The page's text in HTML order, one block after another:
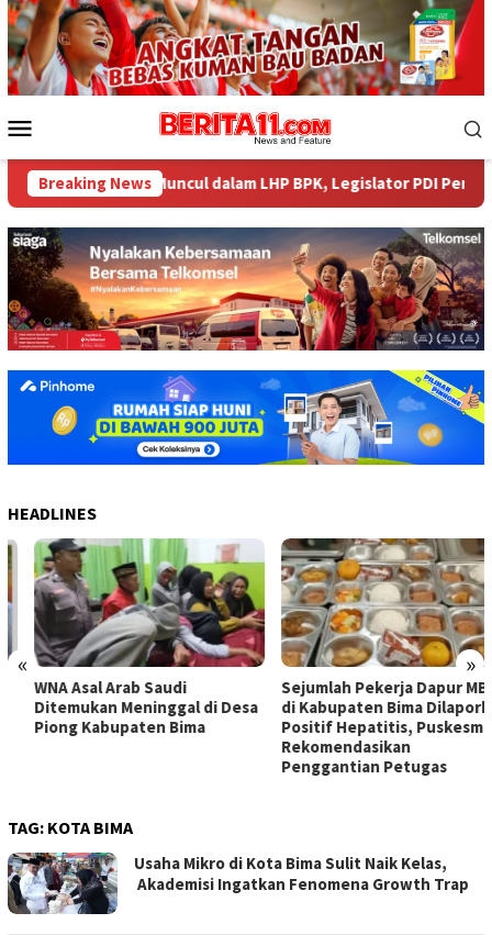
Loncat
ke
konten
Mobile
Breaking News
tak Muncul dalam LHP BPK, Legislator PDI Perjuangan
HEADLINES
« »
WNA Asal Arab Saudi
Ditemukan Meninggal di Desa
Piong Kabupaten Bima
Sejumlah Pekerja Dapur MBG
di Kabupaten Bima Dilaporkan
Positif Hepatitis, Puskesmas
Rekomendasikan
Penggantian Petugas
TAG: KOTA BIMA
Usaha Mikro di Kota Bima Sulit Naik Kelas,
Akademisi Ingatkan Fenomena Growth Trap